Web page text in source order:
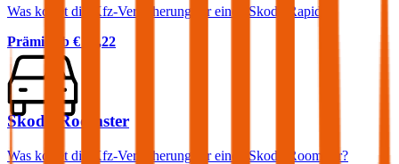
Was kostet die Kfz-Versicherung für einen Skoda Rapid?
Prämie ab € 34,22
Skoda Roomster
Was kostet die Kfz-Versicherung für einen Skoda Roomster?